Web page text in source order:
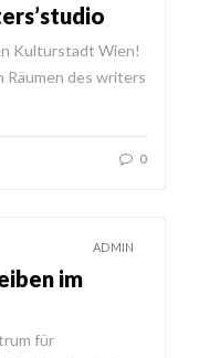
Kulturstadt Wien!
Räumen des writers
0
ADMIN
im
für